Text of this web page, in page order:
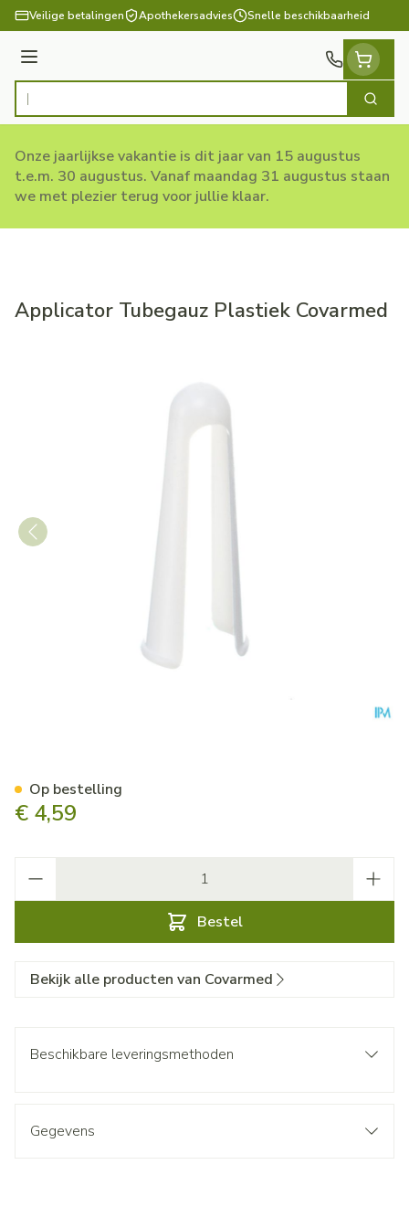
Ga naar de inhoud
Veilige betalingen Apothekersadvies Snelle beschikbaarheid
Menu
Product, merk, categorie... Zoek
Onze jaarlijkse vakantie is dit jaar van 15 augustus
t.e.m. 30 augustus. Vanaf maandag 31 augustus staan
we met plezier terug voor jullie klaar.
Applicator Tubegauz Plastiek Covarmed
€ 4,59
Bestel
Op bestelling
Bekijk alle producten van Covarmed
Beschikbare leveringsmethoden
Gegevens